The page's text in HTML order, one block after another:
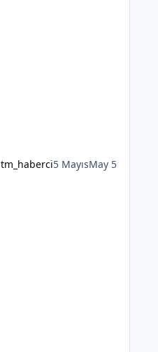
tm_haberci5 MayısMay 5